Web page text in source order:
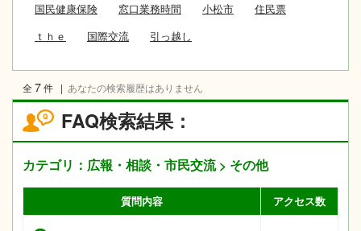
国民健康保険
窓口業務時間 小松市
住民票
ｔｈｅ
国際交流 引っ越し
FAQ検索結果：
カテゴリ：広報・相談・市民交流 > その他
全7件 | あなたの検索履歴はありません
質問内容 アクセス数